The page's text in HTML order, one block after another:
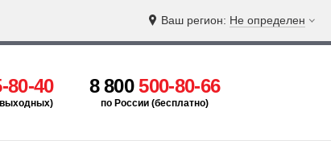
Ваш регион: Не определен
80-40
выходных)
8 800500-80-66
по России (бесплатно)